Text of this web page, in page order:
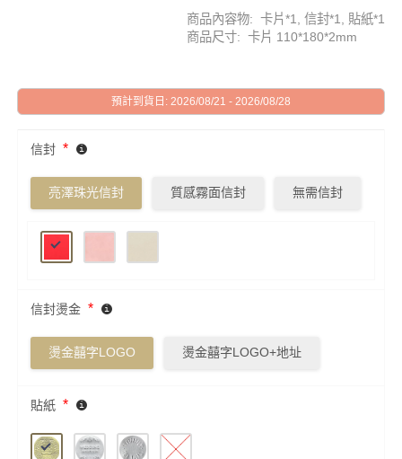
商品內容物: 卡片*1, 信封*1, 貼紙*1
商品尺寸: 卡片 110*180*2mm
預計到貨日: 2026/08/21 - 2026/08/28
信封 *
亮澤珠光信封 質感霧面信封 無需信封
信封燙金 *
燙金囍字LOGO 燙金囍字LOGO+地址
貼紙 *